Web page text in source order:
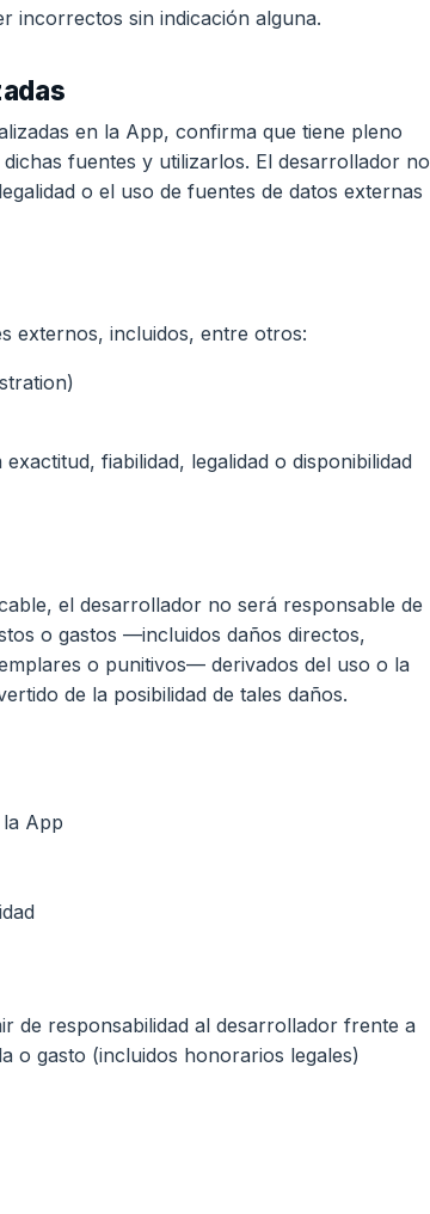
incorrectos sin indicación alguna.
en la App, confirma que tiene pleno
fuentes y utilizarlos. El desarrollador no
o el uso de fuentes de datos externas
externos, incluidos, entre otros:
fiabilidad, legalidad o disponibilidad
el desarrollador no será responsable de
o gastos —incluidos daños directos,
o punitivos— derivados del uso o la
de la posibilidad de tales daños.
App
de responsabilidad al desarrollador frente a
o gasto (incluidos honorarios legales)